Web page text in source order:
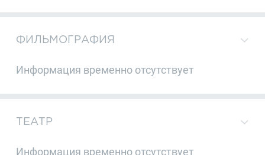
ФИЛЬМОГРАФИЯ
Информация временно отсутствует
ТЕАТР
Информация временно отсутствует